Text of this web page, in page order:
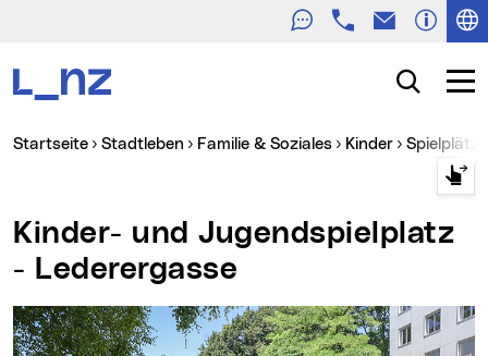
TelefonE-Mail
Suche
Sie sind hier:
Startseite Stadtleben Familie & Soziales Kinder
Kinder- und Jugendspielplatz
- Lederergasse